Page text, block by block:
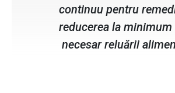
continuu pentru
reducerea la
necesar reluării